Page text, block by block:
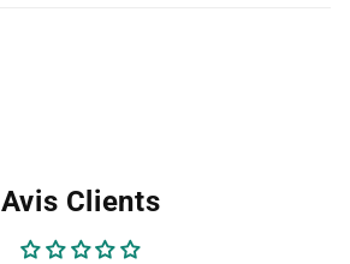
Avis Clients